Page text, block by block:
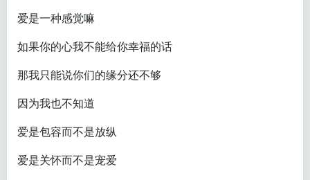
爱是一种感觉嘛
如果你的心我不能给你幸福的话
那我只能说你们的缘分还不够
因为我也不知道
爱是包容而不是放纵
爱是关怀而不是宠爱